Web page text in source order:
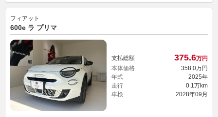
フィアット
600e ラ プリマ
支払総額 375.6万円
本体価格
358.0万円
年式
2025年
走行
0.1万km
車検
2028年09月